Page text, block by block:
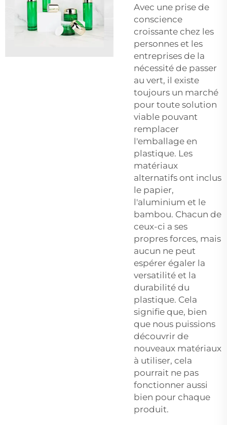
Avec une prise de
conscience
croissante chez les
personnes et les
entreprises de la
nécessité de passer
au vert, il existe
toujours un marché
pour toute solution
viable pouvant
remplacer
l'emballage en
plastique. Les
matériaux
alternatifs ont inclus
le papier,
l'aluminium et le
bambou. Chacun de
ceux-ci a ses
propres forces, mais
aucun ne peut
espérer égaler la
versatilité et la
durabilité du
plastique. Cela
signifie que, bien
que nous puissions
découvrir de
nouveaux matériaux
à utiliser, cela
pourrait ne pas
fonctionner aussi
bien pour chaque
produit.